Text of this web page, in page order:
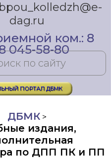
dag.ru
ком.: 8
045-58-80
ПОРТАЛ ДБМК
ДБМК>
издания,
по ДПП ПК и ПП